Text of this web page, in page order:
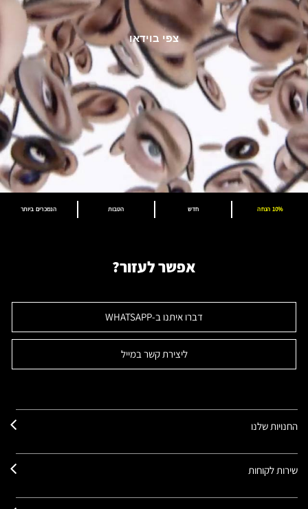
צפי בוידאו
הנמכרים ביותר הטבות חדש 10% הנחה
אפשר לעזור?
דברו איתנו ב-WHATSAPP
ליצירת קשר במייל
החנויות שלנו
שירות לקוחות